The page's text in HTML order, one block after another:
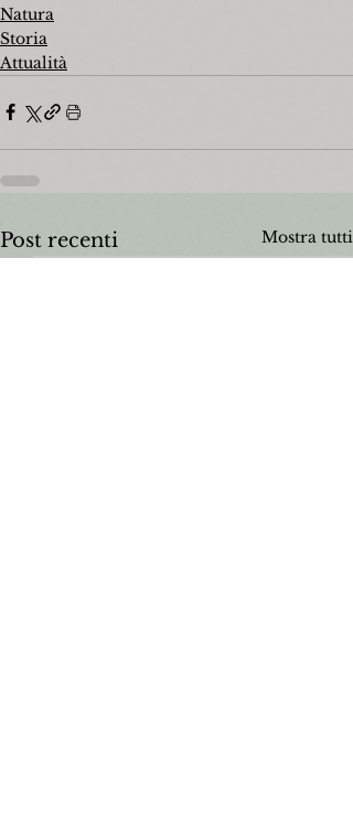
Natura
Storia
Attualità
Post recenti Mostra tutti